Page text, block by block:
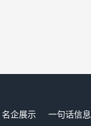
名企展示 一句话信息